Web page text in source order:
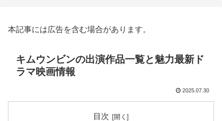
本記事には広告を含む場合があります。
キムウンビンの出演作品一覧と魅力最新ド
ラマ映画情報
2025.07.30
目次